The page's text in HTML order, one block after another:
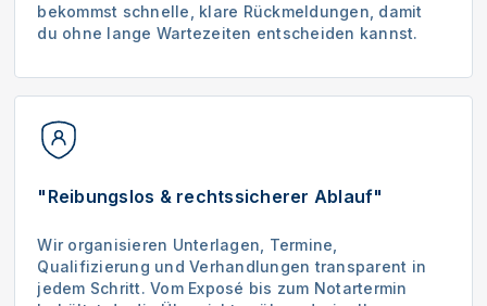
bekommst schnelle, klare Rückmeldungen, damit
du ohne lange Wartezeiten entscheiden kannst.
"Reibungslos & rechtssicherer Ablauf"
Wir organisieren Unterlagen, Termine,
Qualifizierung und Verhandlungen transparent in
jedem Schritt. Vom Exposé bis zum Notartermin